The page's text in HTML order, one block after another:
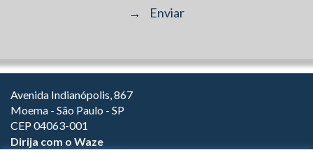
Avenida Indianópolis, 867
Moema - São Paulo - SP
CEP 04063-001
Dirija com o Waze